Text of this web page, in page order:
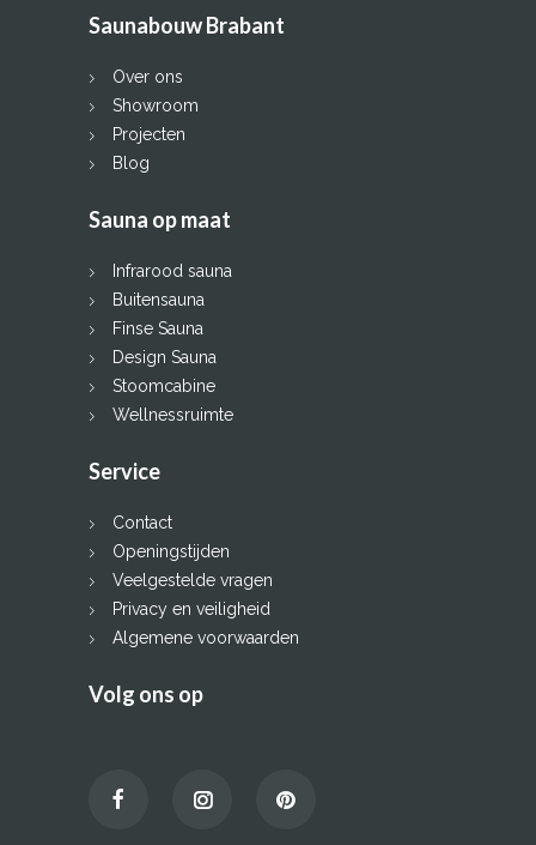
Saunabouw Brabant
Over ons
Showroom
Projecten
Blog
Sauna op maat
Infrarood sauna
Buitensauna
Finse Sauna
Design Sauna
Stoomcabine
Wellnessruimte
Service
Contact
Openingstijden
Veelgestelde vragen
Privacy en veiligheid
Algemene voorwaarden
Volg ons op